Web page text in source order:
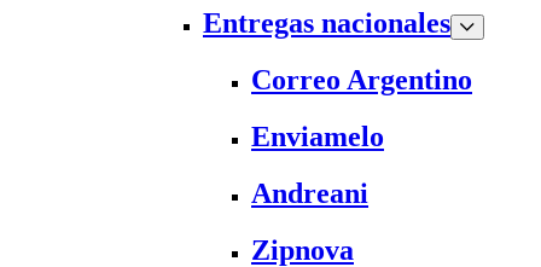
Entregas nacionales
Correo Argentino
Enviamelo
Andreani
Zipnova